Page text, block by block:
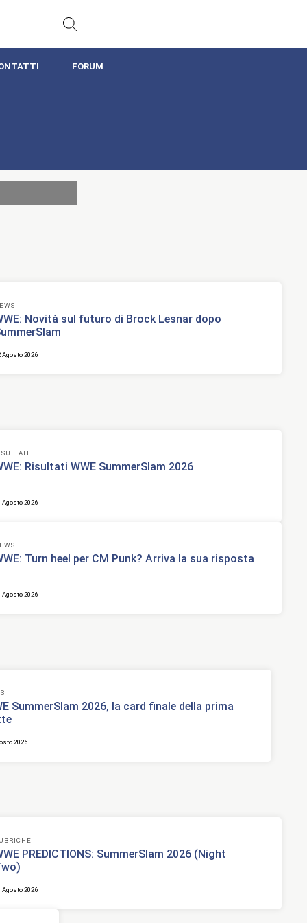
FORUM
Novità sul futuro di Brock Lesnar dopo
Agosto 2026
Risultati WWE SummerSlam 2026
Agosto 2026
Turn heel per CM Punk? Arriva la sua risposta
Agosto 2026
SummerSlam 2026, la card finale della prima
2026
PREDICTIONS: SummerSlam 2026 (Night
Agosto 2026